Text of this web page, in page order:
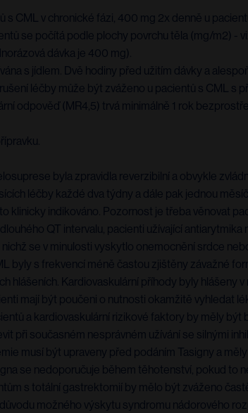
CML v chronické fázi, 400 mg 2x denně u
se počítá podle plochy povrchu těla (mg/m2) -
dávka je 400 mg).
s jídlem. Dvě hodiny před užitím dávky a
léčby může být zváženo u pacientů s CML s
odpověď (MR4,5) trvá minimálně 1 rok
byla zpravidla reverzibilní a obvykle
léčby každé dva týdny a dále pak jednou
klinicky indikováno. Pozornost je třeba věnovat
QT intervalu, pacienti užívající
se v minulosti vyskytlo onemocnění srdce
byly s frekvencí méně častou zjištěny závažné
Kardiovaskulární příhody byly hlášeny
mají být poučeni o nutnosti okamžitě vyhledat
a kardiovaskulární rizikové faktory by měly
při současném nesprávném užívání se silnými
musí být upraveny před podáním Tasigny a
se nedoporučuje během těhotenství, pokud to
s totální gastrektomií by mělo být zváženo
možného výskytu syndromu nádorového